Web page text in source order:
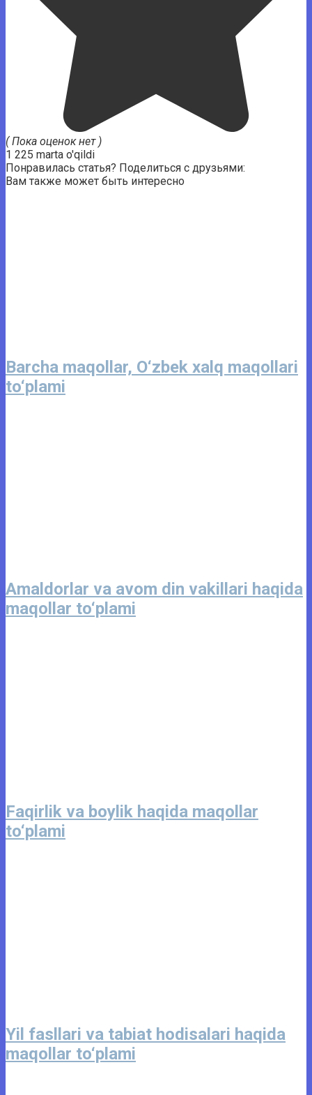
( Пока оценок нет )
1 225 marta o'qildi
Понравилась статья? Поделиться с друзьями:
Вам также может быть интересно
Barcha maqollar, O‘zbek xalq maqollari
to‘plami
Amaldorlar va avom din vakillari haqida
maqollar to‘plami
Faqirlik va boylik haqida maqollar
to‘plami
Yil fasllari va tabiat hodisalari haqida
maqollar to‘plami